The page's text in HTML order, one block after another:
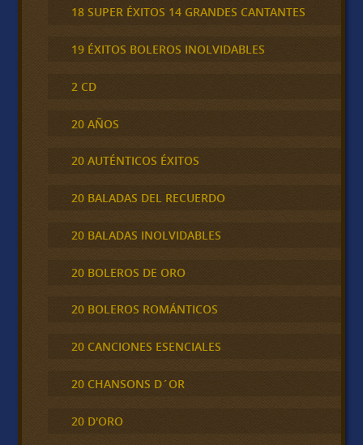
18 SUPER ÉXITOS 14 GRANDES CANTANTES
19 ÉXITOS BOLEROS INOLVIDABLES
2 CD
20 AÑOS
20 AUTÉNTICOS ÉXITOS
20 BALADAS DEL RECUERDO
20 BALADAS INOLVIDABLES
20 BOLEROS DE ORO
20 BOLEROS ROMÁNTICOS
20 CANCIONES ESENCIALES
20 CHANSONS D´OR
20 D'ORO